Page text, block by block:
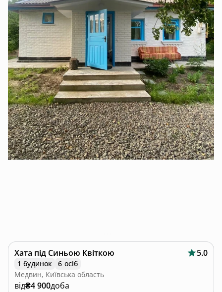
Хата під Синьою Квіткою 5.0
1 будинок
6 осіб
Медвин, Київська область
від₴4 900доба